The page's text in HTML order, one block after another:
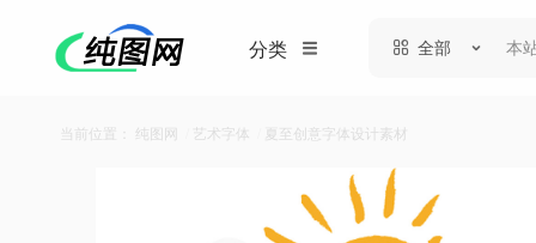
分类 全部
当前位置： 纯图网 艺术字体 夏至创意字体设计素材